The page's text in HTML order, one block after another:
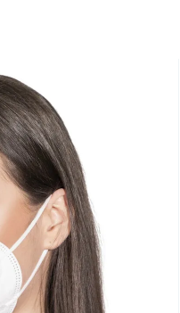
látka z kombinace
Kalhoty jsou
. Dají se prát v pračce
a ani po opakovaném praní
zdravotnických profesí
opatrovatelek, mediček
designu a odolnosti